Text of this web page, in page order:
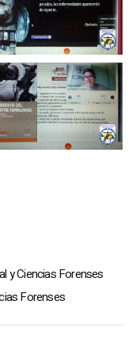
y Ciencias Forenses
Forenses